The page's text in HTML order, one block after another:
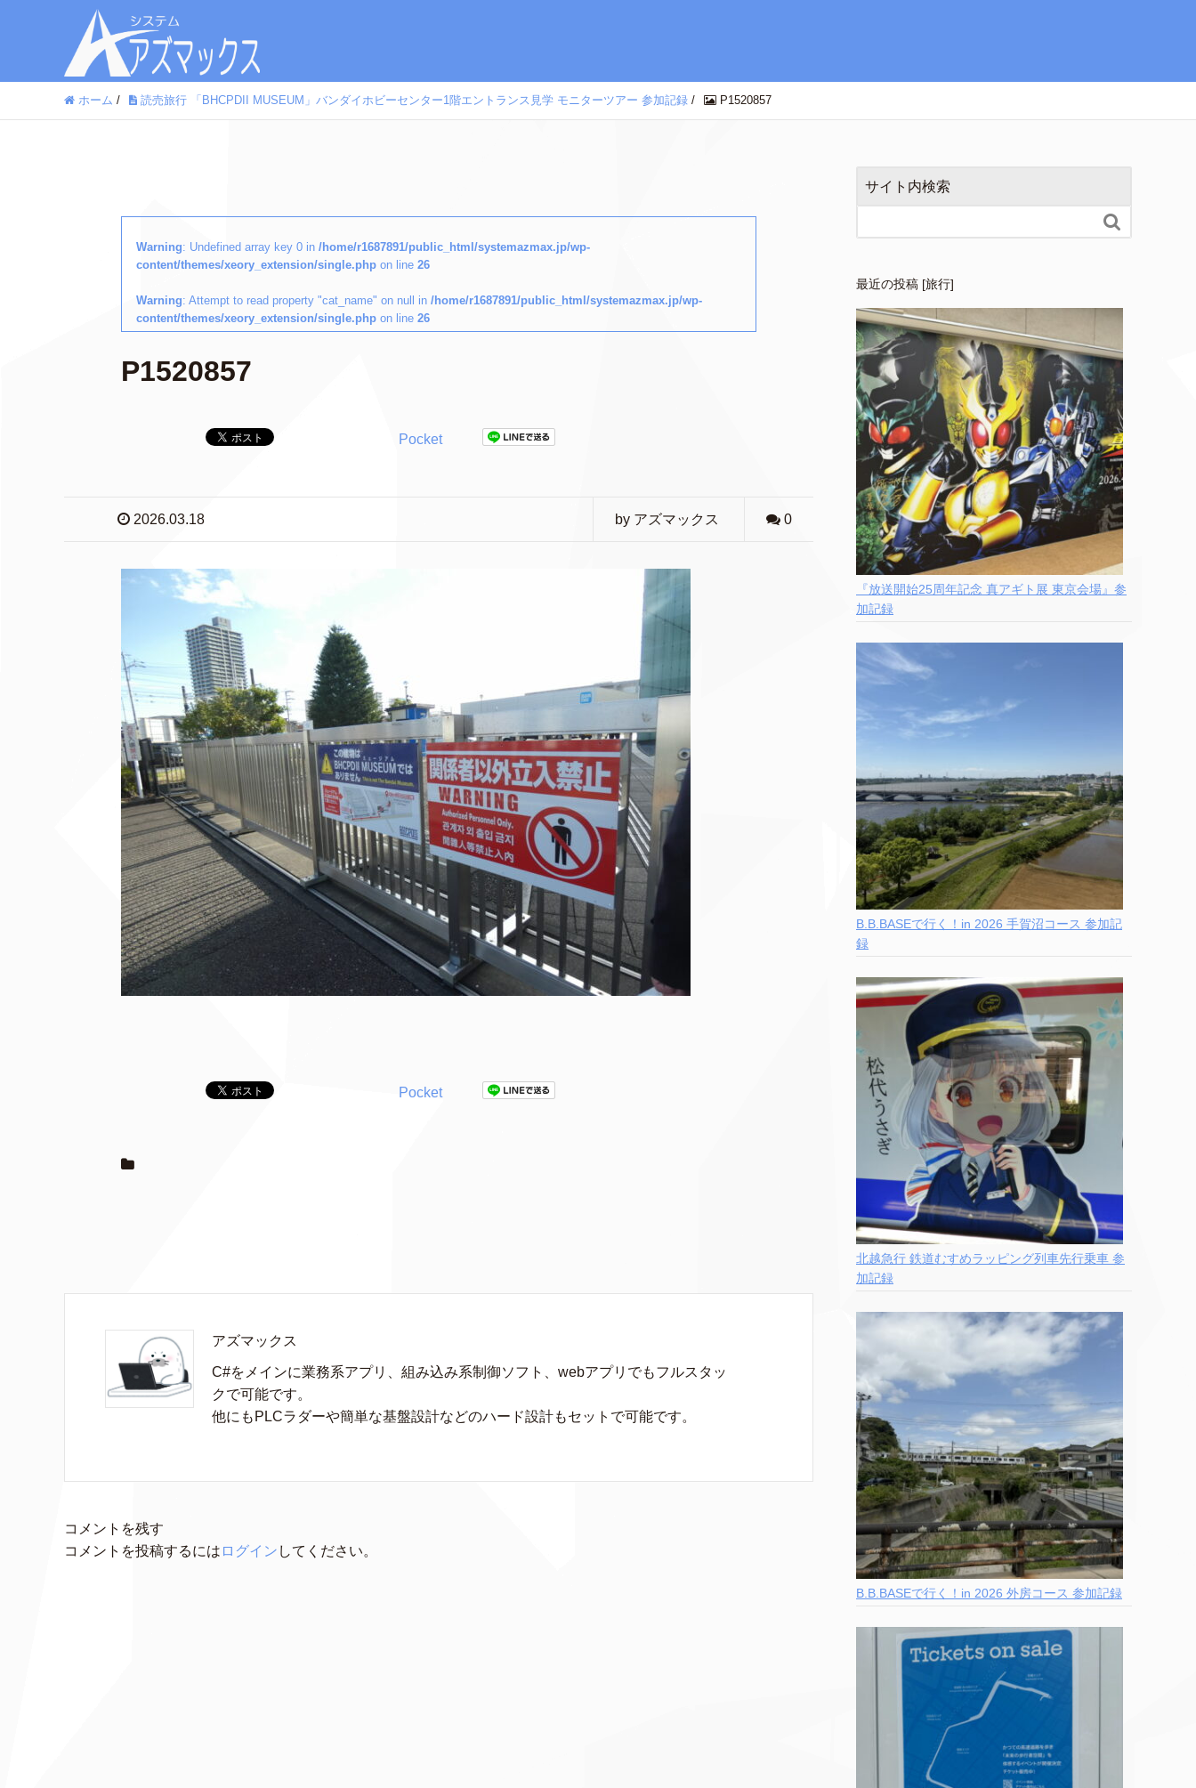
ホーム / 読売旅行 「BHCPDII MUSEUM」バンダイホビーセンター1階エントランス見学 モニターツアー 参加記録 / P1520857
Warning: Undefined array key 0 in /home/r1687891/public_html/systemazmax.jp/wp-
content/themes/xeory_extension/single.php on line 26
Warning: Attempt to read property "cat_name" on null in /home/r1687891/public_html/systemazmax.jp/wp-
content/themes/xeory_extension/single.php on line 26
P1520857
Pocket
2026.03.18 by アズマックス 0
Pocket
アズマックス
C#をメインに業務系アプリ、組み込み系制御ソフト、webアプリでもフルスタッ
クで可能です。
他にもPLCラダーや簡単な基盤設計などのハード設計もセットで可能です。
コメントを残す
コメントを投稿するには ログイン してください。
サイト内検索

最近の投稿 [旅行]
『放送開始25周年記念 真アギト展 東京会場』参
加記録
B.B.BASEで行く！in 2026 手賀沼コース 参加記
録
北越急行 鉄道むすめラッピング列車先行乗車 参
加記録
B.B.BASEで行く！in 2026 外房コース 参加記録